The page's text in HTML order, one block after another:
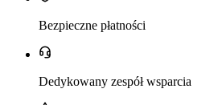
Bezpieczne płatności
Dedykowany zespół wsparcia